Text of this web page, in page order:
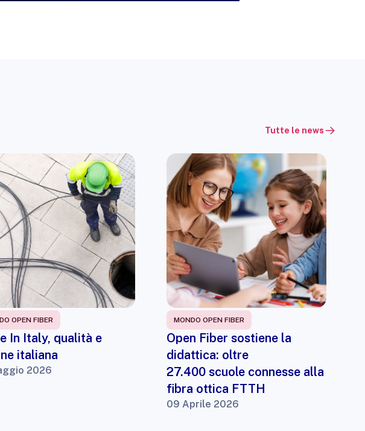
Tutte le news
OPEN FIBER
In Italy, qualità e
italiana
2026
MONDO OPEN FIBER
Open Fiber sostiene la
didattica: oltre
27.400 scuole connesse alla
fibra ottica FTTH
09 Aprile 2026